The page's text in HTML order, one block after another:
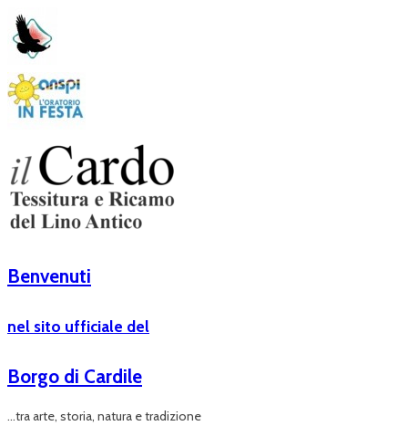
Benvenuti
nel sito ufficiale del
Borgo di Cardile
...tra arte, storia, natura e tradizione